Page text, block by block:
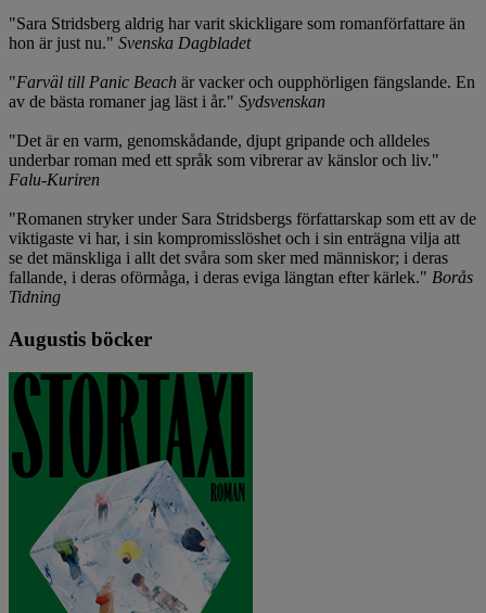
"Sara Stridsberg aldrig har varit skickligare som romanförfattare än
hon är just nu." Svenska Dagbladet
"Farväl till Panic Beach är vacker och oupphörligen fängslande. En
av de bästa romaner jag läst i år." Sydsvenskan
"Det är en varm, genomskådande, djupt gripande och alldeles
underbar roman med ett språk som vibrerar av känslor och liv."
Falu-Kuriren
"Romanen stryker under Sara Stridsbergs författarskap som ett av de
viktigaste vi har, i sin kompromisslöshet och i sin enträgna vilja att
se det mänskliga i allt det svåra som sker med människor; i deras
fallande, i deras oförmåga, i deras eviga längtan efter kärlek." Borås
Tidning
Augustis böcker